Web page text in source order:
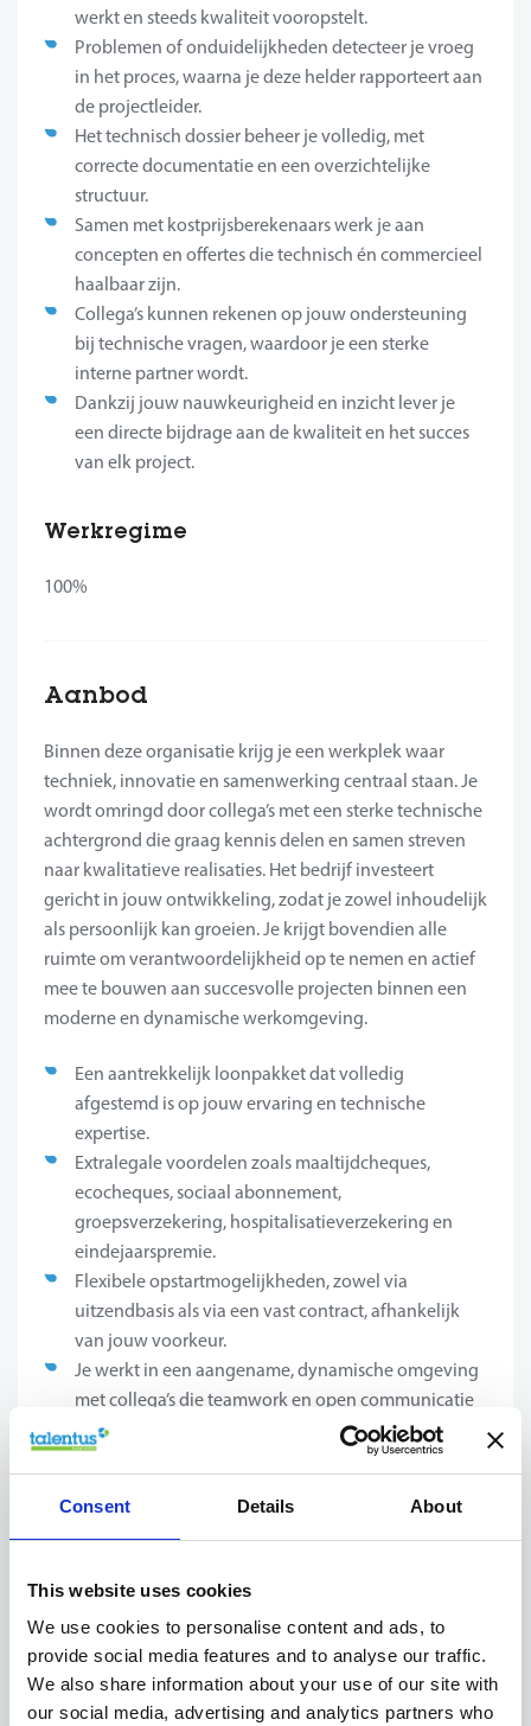
Consent Details About
This website uses cookies
We use cookies to personalise content and ads, to
provide social media features and to analyse our traffic.
We also share information about your use of our site with
our social media, advertising and analytics partners who
werkt en steeds kwaliteit vooropstelt.
Problemen of onduidelijkheden detecteer je vroeg
in het proces, waarna je deze helder rapporteert aan
de projectleider.
Het technisch dossier beheer je volledig, met
correcte documentatie en een overzichtelijke
structuur.
Samen met kostprijsberekenaars werk je aan
concepten en offertes die technisch én commercieel
haalbaar zijn.
Collega’s kunnen rekenen op jouw ondersteuning
bij technische vragen, waardoor je een sterke
interne partner wordt.
Dankzij jouw nauwkeurigheid en inzicht lever je
een directe bijdrage aan de kwaliteit en het succes
van elk project.
Werkregime
100%
Aanbod
Binnen deze organisatie krijg je een werkplek waar
techniek, innovatie en samenwerking centraal staan. Je
wordt omringd door collega’s met een sterke technische
achtergrond die graag kennis delen en samen streven
naar kwalitatieve realisaties. Het bedrijf investeert
gericht in jouw ontwikkeling, zodat je zowel inhoudelijk
als persoonlijk kan groeien. Je krijgt bovendien alle
ruimte om verantwoordelijkheid op te nemen en actief
mee te bouwen aan succesvolle projecten binnen een
moderne en dynamische werkomgeving.
Een aantrekkelijk loonpakket dat volledig
afgestemd is op jouw ervaring en technische
expertise.
Extralegale voordelen zoals maaltijdcheques,
ecocheques, sociaal abonnement,
groepsverzekering, hospitalisatieverzekering en
eindejaarspremie.
Flexibele opstartmogelijkheden, zowel via
uitzendbasis als via een vast contract, afhankelijk
van jouw voorkeur.
Je werkt in een aangename, dynamische omgeving
met collega’s die teamwork en open communicatie
belangrijk vinden.
Een uitgebreid opleidingstraject, intern én extern,
Een gevarieerde en boeiende functie waarin je
actief bijdraagt aan projecten met maatschappelijke
Jouw profiel